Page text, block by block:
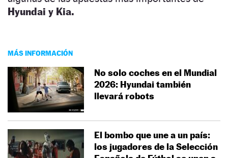
Hyundai y Kia.
MÁS INFORMACIÓN
No solo coches en el Mundial
2026: Hyundai también
llevará robots
El bombo que une a un país:
los jugadores de la Selección